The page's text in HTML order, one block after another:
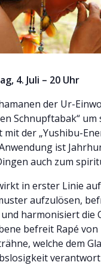
4. Juli – 20 Uhr
der Ur-
Schnupftabak“
mit der „Yushibu-
ist
auch zum
in erster Linie
aufzulösen,
harmonisiert die
befreit Rapé
welche dem